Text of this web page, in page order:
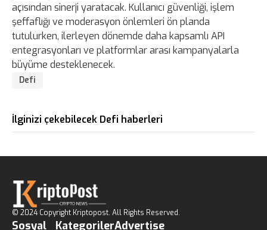
açısından sinerji yaratacak. Kullanıcı güvenliği, işlem
şeffaflığı ve moderasyon önlemleri ön planda
tutulurken, ilerleyen dönemde daha kapsamlı API
entegrasyonları ve platformlar arası kampanyalarla
büyüme desteklenecek.
Defi
İlginizi çekebilecek Defi haberleri
© 2024 Copyright Kriptopost. All Rights Reserved.
Sosyal KategorilerAdvertise